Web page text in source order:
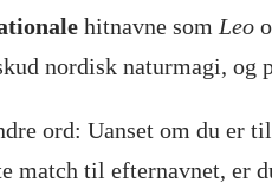
hitnavne som Leo
nordisk naturmagi,
ord: Uanset om du er til
match til efternavnet, er